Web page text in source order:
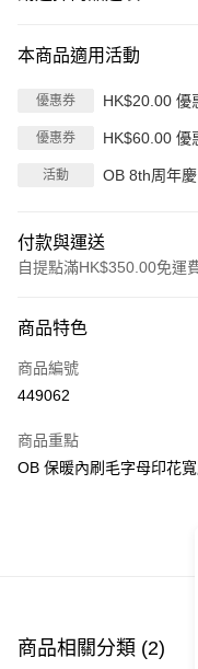
本商品適用活動
優惠券 HK$20.00 優
優惠券 HK$60.00 優
活動 OB 8th周年
付款與運送
自提點滿HK$350.00免運
信用卡
Apple Pay
PayMe
每筆HK$40.00，滿
付款後順豐站及營業點
商品特色
商品編號
449062
商品重點
OB 保暖內刷毛字母印花
商品相關分類 (2)